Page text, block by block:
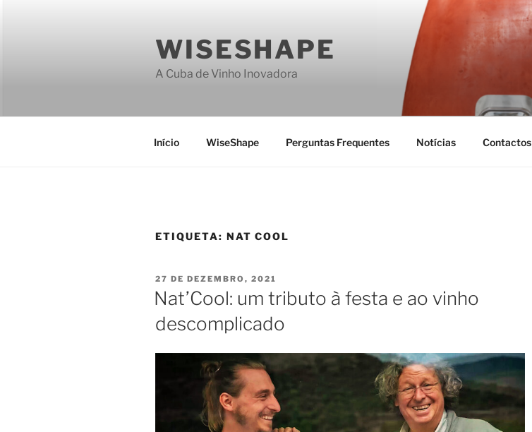
WISESHAPE
A Cuba de Vinho Inovadora
Início WiseShape Perguntas Frequentes Notícias Contactos
ETIQUETA: NAT COOL
PUBLICADO
EM
27 DE DEZEMBRO, 2021
Nat’Cool: um tributo à festa e ao vinho
descomplicado